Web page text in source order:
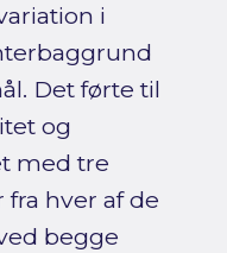
i
Det førte til
og
med tre
hver af de
begge